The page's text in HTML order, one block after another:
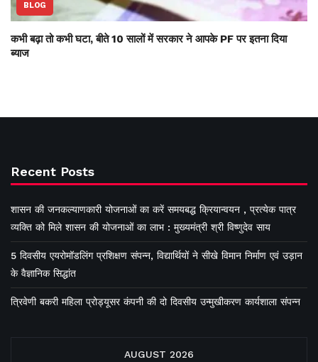
BLOG
कभी बढ़ा तो कभी घटा, बीते 10 सालों में सरकार ने आपके PF पर इतना दिया
ब्याज
Recent Posts
शासन की जनकल्याणकारी योजनाओं का करें समयबद्ध क्रियान्वयन , प्रत्येक पात्र
व्यक्ति को मिले शासन की योजनाओं का लाभ : मुख्यमंत्री श्री विष्णुदेव साय
5 दिवसीय एयरोमॉडलिंग प्रशिक्षण संपन्न, विद्यार्थियों ने सीखे विमान निर्माण एवं उड़ान
के वैज्ञानिक सिद्धांत
त्रिवेणी बकरी महिला प्रोड्यूसर कंपनी की दो दिवसीय उन्मुखीकरण कार्यशाला संपन्न
AUGUST 2026